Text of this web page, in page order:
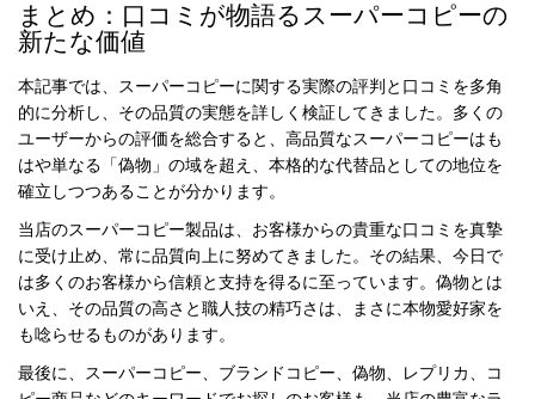
まとめ：口コミが物語るスーパーコピーの
新たな価値
本記事では、スーパーコピーに関する実際の評判と口コミを多角
的に分析し、その品質の実態を詳しく検証してきました。多くの
ユーザーからの評価を総合すると、高品質なスーパーコピーはも
はや単なる「偽物」の域を超え、本格的な代替品としての地位を
確立しつつあることが分かります。
当店のスーパーコピー製品は、お客様からの貴重な口コミを真摯
に受け止め、常に品質向上に努めてきました。その結果、今日で
は多くのお客様から信頼と支持を得るに至っています。偽物とは
いえ、その品質の高さと職人技の精巧さは、まさに本物愛好家を
も唸らせるものがあります。
最後に、スーパーコピー、ブランドコピー、偽物、レプリカ、コ